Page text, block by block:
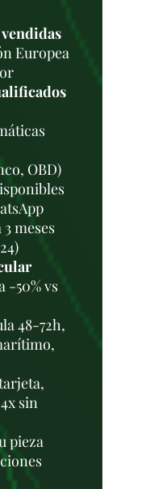
Europea
OBD)
meses
-50% vs
48-72h,
sin
pieza